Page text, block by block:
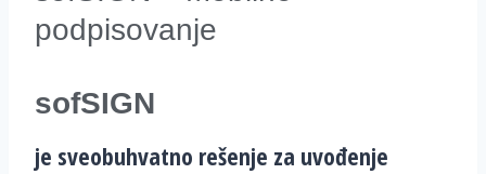
podpisovanje
sofSIGN
je sveobuhvatno rešenje za uvođenje